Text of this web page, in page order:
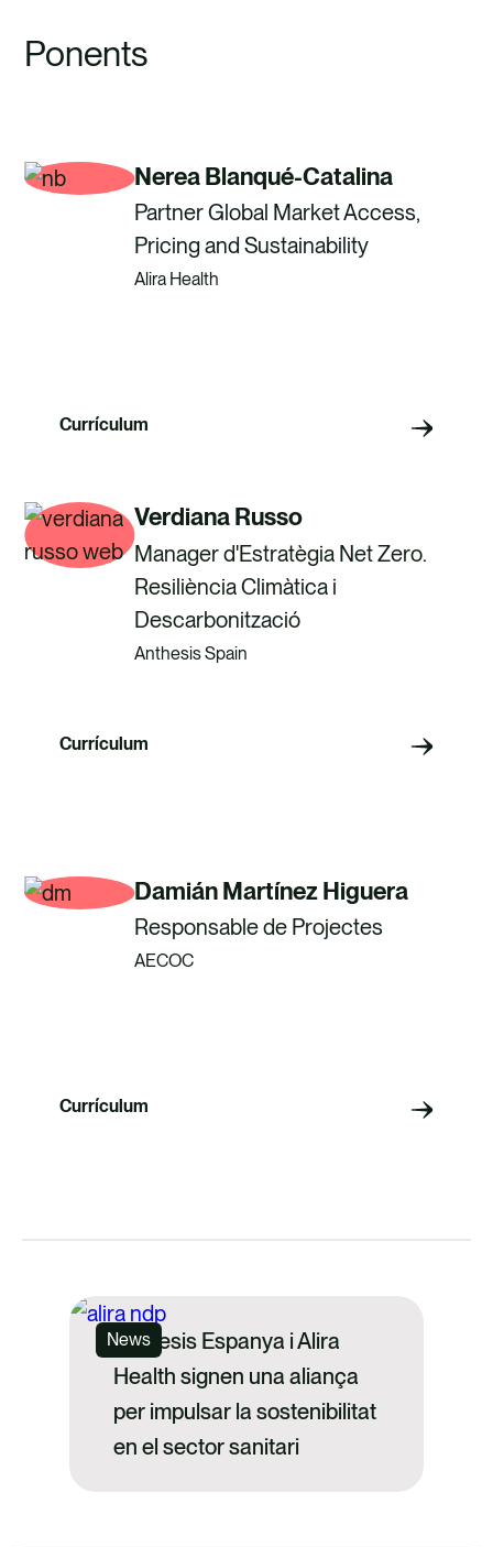
Ponents
Nerea Blanqué-Catalina
Partner Global Market Access,
Pricing and Sustainability
Alira Health
Currículum
Verdiana Russo
Manager d'Estratègia Net Zero.
Resiliència Climàtica i
Descarbonització
Anthesis Spain
Currículum
Damián Martínez Higuera
Responsable de Projectes
AECOC
Currículum
News
Anthesis Espanya i Alira
Health signen una aliança
per impulsar la sostenibilitat
en el sector sanitari